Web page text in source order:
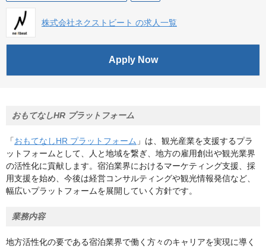
株式会社ネクストビート の求人一覧
Apply Now
おもてなしHR プラットフォーム
「おもてなしHR プラットフォーム 」は、観光産業を支援するプラ
ットフォームとして、人と地域を繋ぎ、地方の雇用創出や観光業界
の活性化に貢献します。宿泊業界におけるマーケティング支援、採
用支援を始め、今後は経営コンサルティングや観光情報発信など、
幅広いプラットフォームを展開していく方針です。
業務内容
地方活性化の要である宿泊業界で働く方々のキャリアを実現に導く